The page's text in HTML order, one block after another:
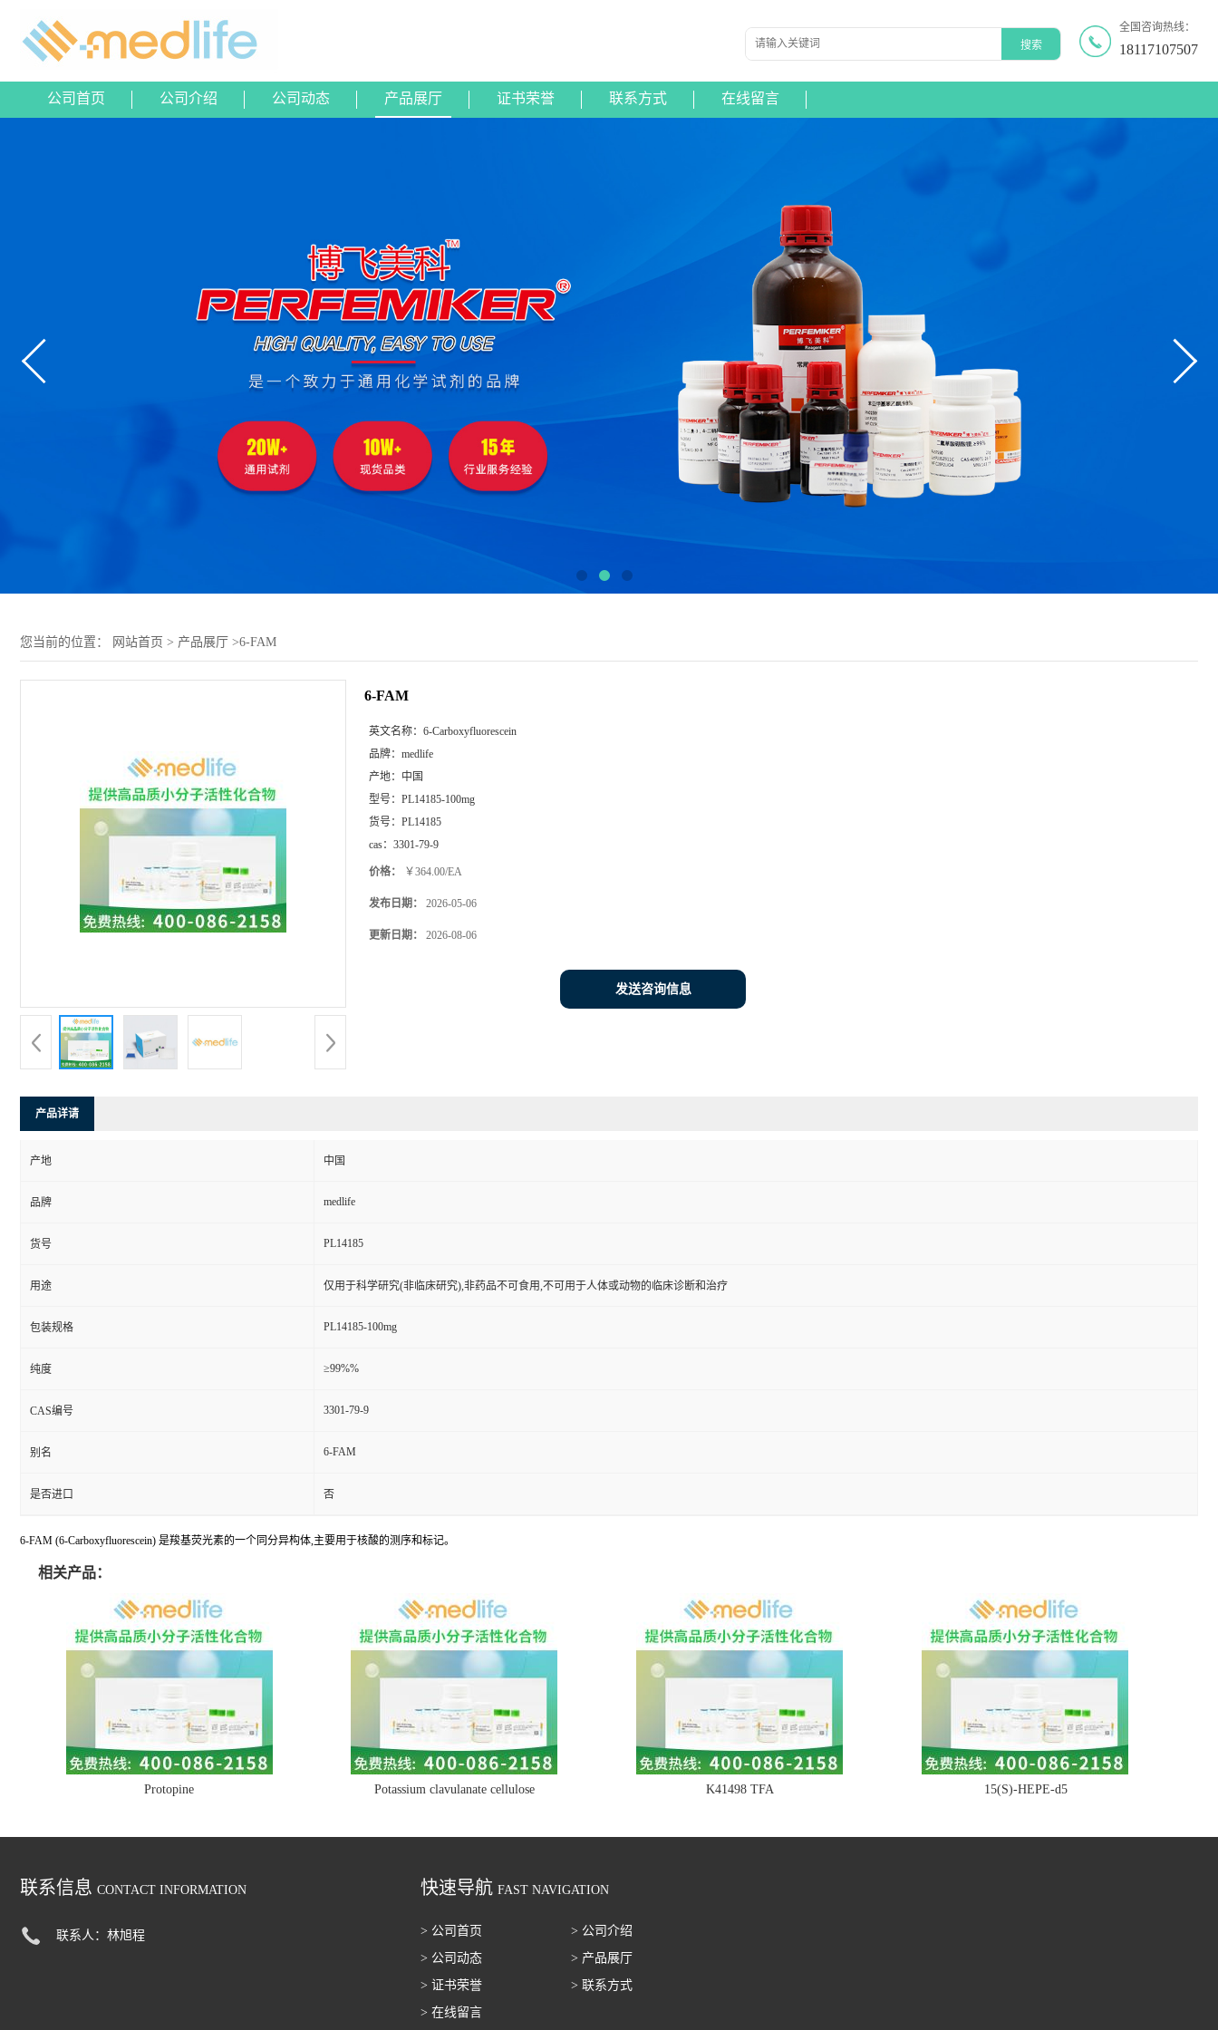
全国咨询热线：
18117107507
公司首页 公司介绍 公司动态 产品展厅 证书荣誉 联系方式 在线留言
您当前的位置： 网站首页 > 产品展厅 >6-FAM
6-FAM
英文名称： 6-Carboxyfluorescein
品牌： medlife
产地： 中国
型号： PL14185-100mg
货号： PL14185
cas： 3301-79-9
价格： ￥364.00/EA
发布日期： 2026-05-06
更新日期： 2026-08-06
发送咨询信息
产品详请
产地 中国
品牌 medlife
货号 PL14185
用途 仅用于科学研究(非临床研究),非药品不可食用,不可用于人体或动物的临床诊断和治疗
包装规格 PL14185-100mg
纯度 ≥99%%
CAS编号 3301-79-9
别名 6-FAM
是否进口 否
6-FAM (6-Carboxyfluorescein) 是羧基荧光素的一个同分异构体,主要用于核酸的测序和标记。
相关产品：
Protopine Potassium clavulanate cellulose K41498 TFA 15(S)-HEPE-d5
联系信息 CONTACT INFORMATION
联系人：林旭程
快速导航 FAST NAVIGATION
> 公司首页
> 公司介绍
> 公司动态
> 产品展厅
> 证书荣誉
> 联系方式
> 在线留言